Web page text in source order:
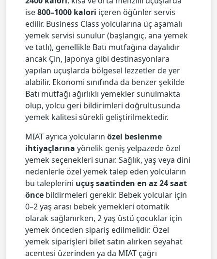
ise800–1000 kalori içeren öğünler servis
edilir. Business Class yolcularına üç aşamalı
yemek servisi sunulur (başlangıç, ana yemek
ve tatlı), genellikle Batı mutfağına dayalıdır
ancak Çin, Japonya gibi destinasyonlara
yapılan uçuşlarda bölgesel lezzetler de yer
alabilir. Ekonomi sınıfında da benzer şekilde
Batı mutfağı ağırlıklı yemekler sunulmakta
olup, yolcu geri bildirimleri doğrultusunda
yemek kalitesi sürekli geliştirilmektedir.
MIAT ayrıca yolcuların özel beslenme
ihtiyaçlarına yönelik geniş yelpazede özel
yemek seçenekleri sunar. Sağlık, yaş veya dini
nedenlerle özel yemek talep eden yolcuların
bu taleplerini uçuş saatinden en az 24 saat
önce bildirmeleri gerekir. Bebek yolcular için
0–2 yaş arası bebek yemekleri otomatik
olarak sağlanırken, 2 yaş üstü çocuklar için
yemek önceden sipariş edilmelidir. Özel
yemek siparişleri bilet satın alırken seyahat
acentesi üzerinden ya da MIAT çağrı